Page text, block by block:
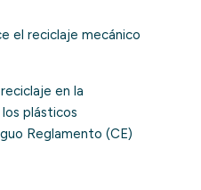
el reciclaje mecánico
en la
plásticos
Reglamento (CE)